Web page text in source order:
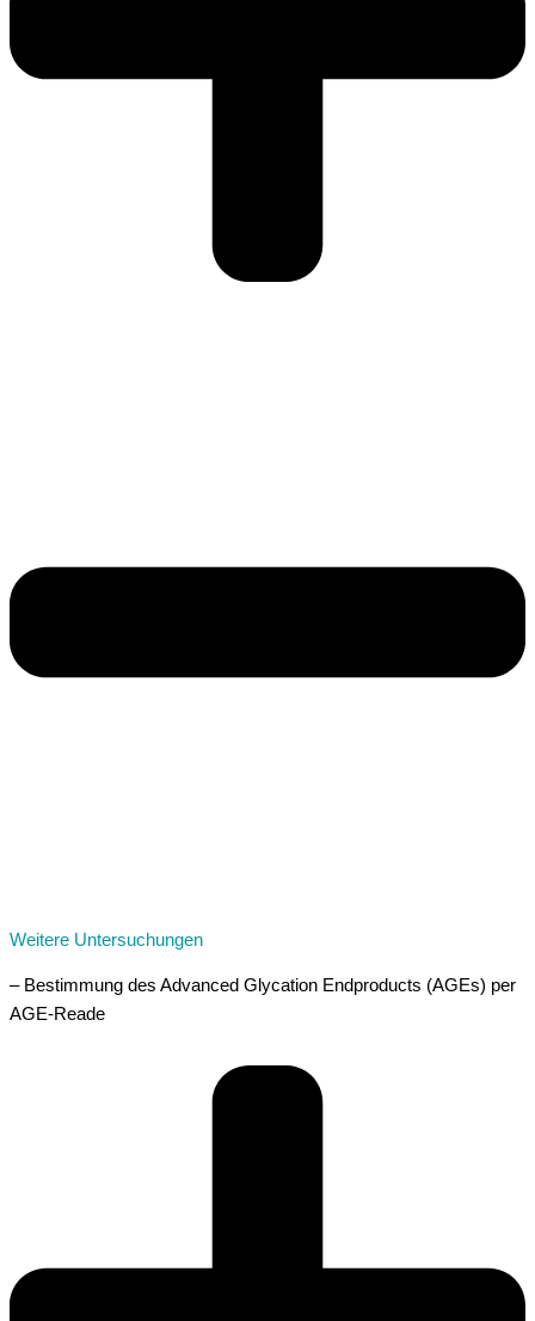
Weitere Untersuchungen
– Bestimmung des Advanced Glycation Endproducts (AGEs) per
AGE-Reade